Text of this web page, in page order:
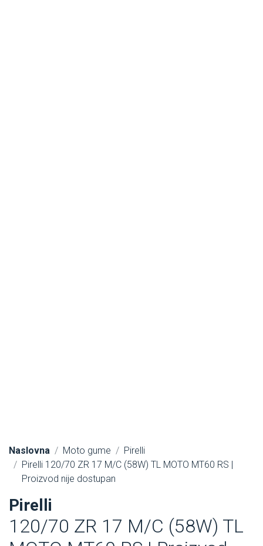
Naslovna Moto gume
Pirelli
Pirelli 120/70 ZR 17 M/C (58W) TL MOTO MT60 RS |
Proizvod nije dostupan
Pirelli
120/70 ZR 17 M/C (58W) TL